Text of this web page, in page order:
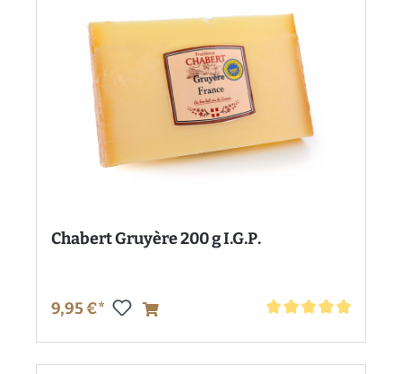
Chabert Gruyère 200 g I.G.P.
9,95 €*